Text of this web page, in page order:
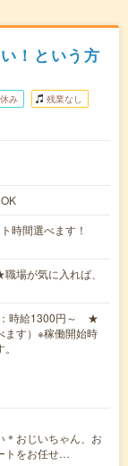
！という方
み 残業なし
時間選べます！
が気に入れば、
時給1300円～ ★
ます）※稼働開始時
＊おじいちゃん、お
トをお任せ…